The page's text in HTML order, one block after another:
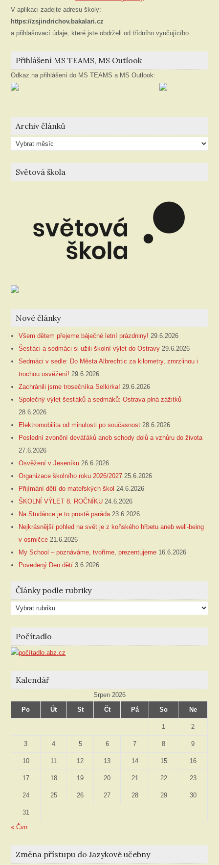
V aplikaci zadejte adresu školy:
https://zsjindrichov.bakalari.cz
a přihlašovací údaje, které jste obdrželi od třídního vyučujícího.
Přihlášení MS TEAMS, MS Outlook
Odkaz na přihlášení do MS TEAMS a MS Outlook:
Archiv článků
Archiv
článků
Světová škola
Nové články
Všem dětem přejeme báječné letní prázdniny! 29.6.2026
Šesťáci a sedmáci si užili školní výlet do Ostravy 29.6.2026
Sedmáci v sedle: Do Města Albrechtic za kilometry, zmrzlinou i
trochou osvěžení! 29.6.2026
Zachránili jsme trosečníka Selkirka! 29.6.2026
Společný výlet šesťáků a sedmáků: Ostrava plná zážitků
28.6.2026
Elektromobilita od minulosti po současnost 28.6.2026
Poslední zvonění deváťáků aneb schody dolů a vzhůru do života
27.6.2026
Osvěžení v Jeseníku 26.6.2026
Organizace školního roku 2026/2027 25.6.2026
Přijímání dětí do mateřských škol 24.6.2026
ŠKOLNÍ VÝLET 8. ROČNÍKU 24.6.2026
Na Studánce je to prostě paráda 23.6.2026
Nejkrásnější pohled na svět je z koňského hřbetu aneb well-being
v osmičce 21.6.2026
My School – poznáváme, tvoříme, prezentujeme 16.6.2026
Povedený Den dětí 3.6.2026
Články podle rubriky
Články
podle
rubriky
Počítadlo
Kalendář
Srpen 2026
Po
Út St Čt Pá So Ne
1 2
3 4 5 6 7 8 9
10 11 12 13 14 15 16
17 18 19 20 21 22 23
24 25 26 27 28 29 30
31
« Čvn
Změna přístupu do Jazykové učebny